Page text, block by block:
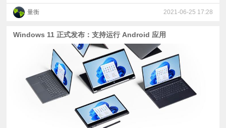
量衡 2021-06-25 17:28
Windows 11 正式发布：支持运行 Android 应用